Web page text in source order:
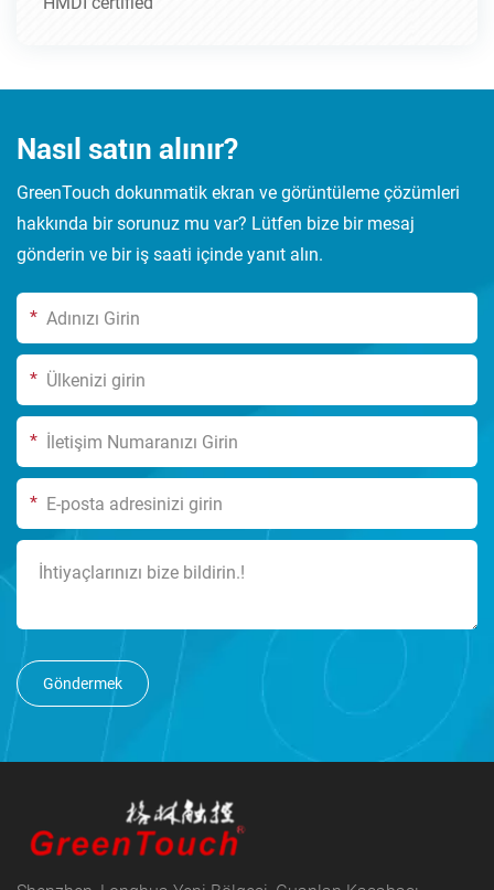
Nasıl satın alınır?
GreenTouch dokunmatik ekran ve görüntüleme çözümleri
hakkında bir sorunuz mu var? Lütfen bize bir mesaj
gönderin ve bir iş saati içinde yanıt alın.
*
*
*
*
Göndermek